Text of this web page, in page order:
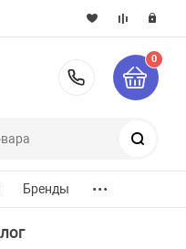
8-800-
0
Бренды ...